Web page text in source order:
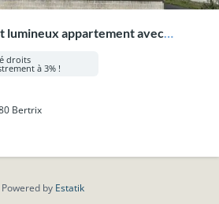
lumineux appartement avec
droits
à 3% !
Bertrix
Powered by Estatik